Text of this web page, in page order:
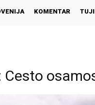
KOMENTAR
Cesto